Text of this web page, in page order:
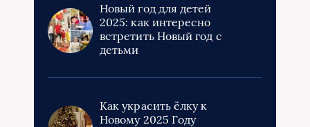
Новый год для детей
2025: как интересно
встретить Новый год с
детьми
Как украсить ёлку к
Новому 2025 Году